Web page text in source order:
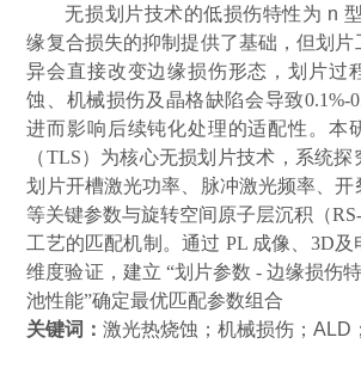
无损划片技术的低损伤特性为 n 型
缘复合损失的抑制提供了基础，但划片
异会直接改变边缘损伤形态，划片过
蚀、机械损伤及晶格缺陷会导致0.1%-
进而影响后续钝化处理的适配性。本
（TLS）为核心无损划片技术，系统探
划片开槽激光功率、脉冲激光频率、开
等关键参数与旋转空间原子层沉积（
工艺的匹配机制。通过 PL 成像、 3D及
维度验证，建立 “划片参数 - 边缘损伤
池性能”确定最优匹配参数组合
关键词：激光热烧蚀 ；机械损伤；ALD ；